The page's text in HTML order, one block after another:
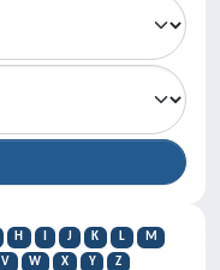
H J K L
M
V W X Y Z